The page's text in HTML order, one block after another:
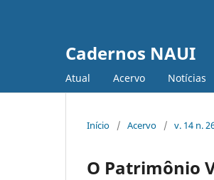
Cadernos NAUI
Atual Acervo Notícias
Início / Acervo / v. 14 n.
O Patrimônio